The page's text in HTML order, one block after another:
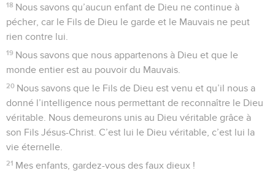
18 Nous savons qu’aucun enfant de Dieu ne continue à
pécher, car le Fils de Dieu le garde et le Mauvais ne peut
rien contre lui.
19 Nous savons que nous appartenons à Dieu et que le
monde entier est au pouvoir du Mauvais.
20 Nous savons que le Fils de Dieu est venu et qu’il nous a
donné l’intelligence nous permettant de reconnaître le Dieu
véritable. Nous demeurons unis au Dieu véritable grâce à
son Fils Jésus-Christ. C’est lui le Dieu véritable, c’est lui la
vie éternelle.
21 Mes enfants, gardez-vous des faux dieux !